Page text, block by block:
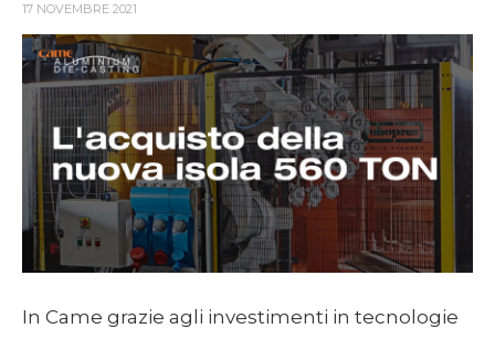
17 NOVEMBRE 2021
In Came grazie agli investimenti in tecnologie